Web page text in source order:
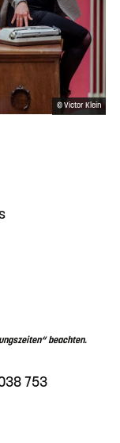
© Victor Klein
beachten.
753